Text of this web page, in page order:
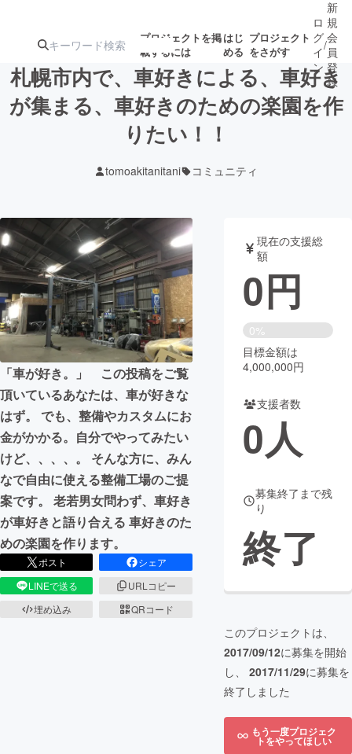
プロジェクトを掲
載するには
はじ
める
プロジェクト
をさがす
注目の新着プロ 募集終了が近いプ
テクノロジー・ガジェット
映像・映画 書籍・雑誌
ビジネス・起業 チャレンジ
まちづくり・地域活性化
CAMPFIRE for Social Good
CAMPFIRE Creation
CAMPFIREふるさと納税 machi-ya コミュニティ
ロ
グ
イ
ン
/
新
規
会
員
登
録
札幌市内で、車好きによる、車好き
が集まる、車好きのための楽園を作
りたい！！
tomoakitanitani コミュニティ
「車が好き。」 この投稿をご覧
頂いているあなたは、車が好きな
はず。 でも、整備やカスタムにお
金がかかる。自分でやってみたい
けど、、、、。 そんな方に、みん
なで自由に使える整備工場のご提
案です。 老若男女問わず、車好き
が車好きと語り合える 車好きのた
めの楽園を作ります。
ポスト
シェア
LINEで送る
URLコピー
埋め込み
QRコード
現在の支援総
額
0円
0%
目標金額は
4,000,000円
支援者数
0人
募集終了まで残
り
終了
このプロジェクトは、
2017/09/12に募集を開始
し、 2017/11/29に募集を
終了しました
もう一度プロジェク
トをやってほしい